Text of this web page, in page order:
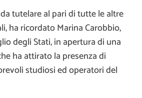
tutelare al pari di tutte le altre
ha ricordato Marina Carobbio,
degli Stati, in apertura di una
ha attirato la presenza di
studiosi ed operatori del